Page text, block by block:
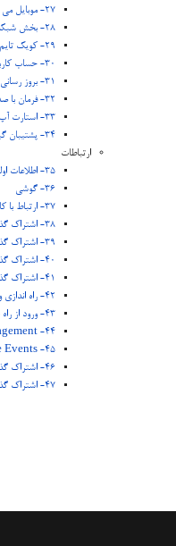
27- موبایل می
28- بخش شبکه
29- کویک تایم
30- حساب کاربری
31- بروز رسانی
32- فرمان با صدا
33- استارت آپ
34- پشتیبان گیری
ارتباطات
35- اطلاعات اولیه بلوتوث
36- گوشی
37- ارتباط با کامپیوتر جیبی
38- اشتراک گذاری DVD
39- اشتراک گذاری میزکار
40- اشتراک گذاری داده ها
41- اشتراک گذاری پرینتر
42- راه اندازی وب سرور
43- ورود از راه دور
44- Remote Management
45- Remote Apple Events
46- اشتراک گذاری اینترنت
47- اشتراک گذاری قدرت مک